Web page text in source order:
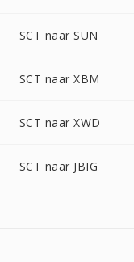
SCT naar SUN
SCT naar XBM
SCT naar XWD
SCT naar JBIG